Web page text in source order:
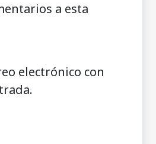
a esta
electrónico con